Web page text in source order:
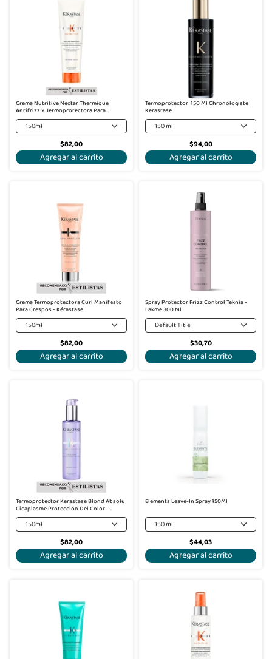
Crema Nutritive Nectar Thermique
Antifrizz Y Termoprotectora Para
Cabello Seco - Kérastase
150ml
$82,00
Agregar al carrito
Termoprotector 150 Ml Chronologiste
Kerastase
150 ml
$94,00
Agregar al carrito
Crema Termoprotectora Curl Manifesto
Para Crespos - Kérastase
150ml
$82,00
Agregar al carrito
Spray Protector Frizz Control Teknia -
Lakme 300 Ml
Default Title
$30,70
Agregar al carrito
Termoprotector Kerastase Blond Absolu
Cicaplasme Protección Del Color -
Kérastase
150ml
$82,00
Agregar al carrito
Elements Leave-In Spray 150Ml
150 ml
$44,03
Agregar al carrito